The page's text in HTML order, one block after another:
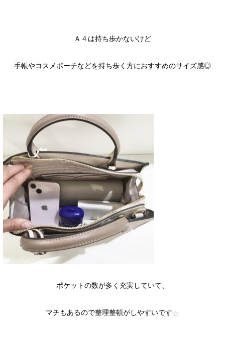
Ａ４は持ち歩かないけど
手帳やコスメポーチなどを持ち歩く方におすすめのサイズ感◎
ポケットの数が多く充実していて、
マチもあるので整理整頓がしやすいです☆